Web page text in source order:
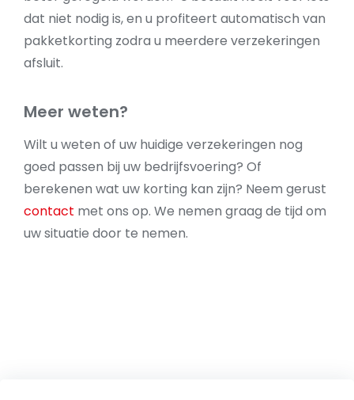
dat niet nodig is, en u profiteert automatisch van
pakketkorting zodra u meerdere verzekeringen
afsluit.
Meer weten?
Wilt u weten of uw huidige verzekeringen nog
goed passen bij uw bedrijfsvoering? Of
berekenen wat uw korting kan zijn? Neem gerust
contact met ons op. We nemen graag de tijd om
uw situatie door te nemen.